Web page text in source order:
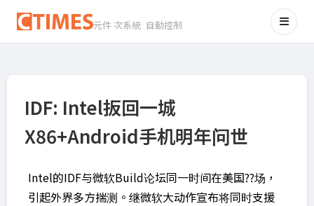
元件 次系統 自動控制
IDF: Intel扳回一城
X86+Android手机明年问世
Intel的IDF与微软Build论坛同一时间在美国??场，
引起外界多方揣测。继微软大动作宣布将同时支援